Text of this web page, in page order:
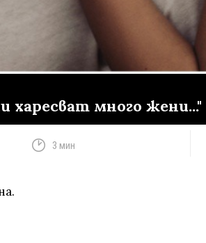
много жени..."
3 мин